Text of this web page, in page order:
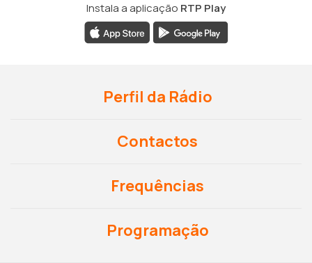
Instala a aplicação RTP Play
Perfil da Rádio
Contactos
Frequências
Programação